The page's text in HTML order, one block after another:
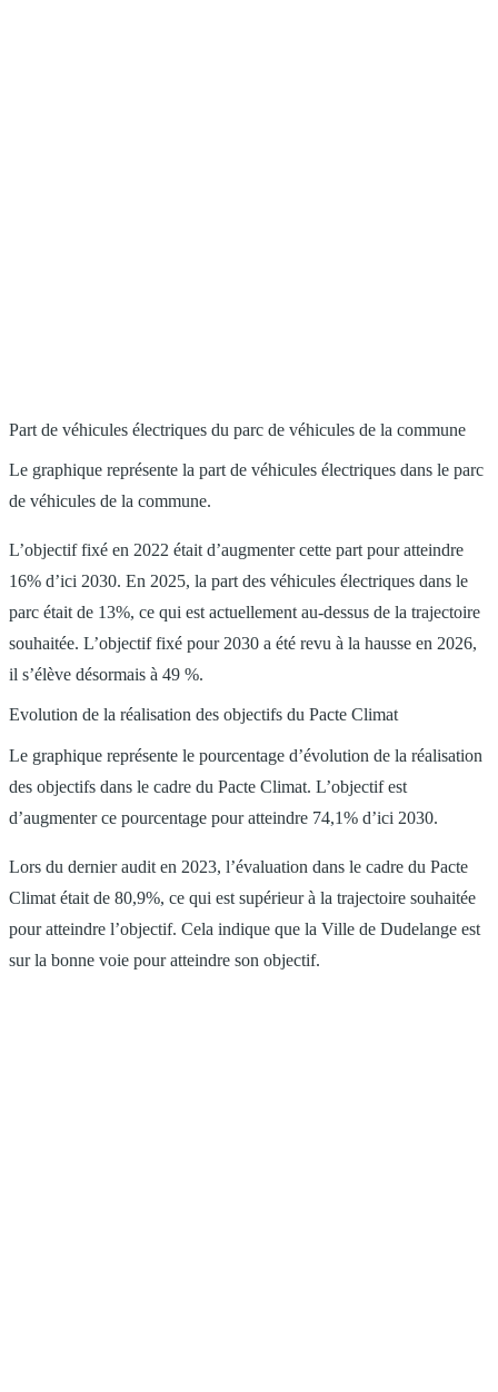
Part de véhicules électriques du parc de véhicules de la commune
Le graphique représente la part de véhicules électriques dans le parc
de véhicules de la commune.
L’objectif fixé en 2022 était d’augmenter cette part pour atteindre
16% d’ici 2030. En 2025, la part des véhicules électriques dans le
parc était de 13%, ce qui est actuellement au-dessus de la trajectoire
souhaitée. L’objectif fixé pour 2030 a été revu à la hausse en 2026,
il s’élève désormais à 49 %.
Evolution de la réalisation des objectifs du Pacte Climat
Le graphique représente le pourcentage d’évolution de la réalisation
des objectifs dans le cadre du Pacte Climat. L’objectif est
d’augmenter ce pourcentage pour atteindre 74,1% d’ici 2030.
Lors du dernier audit en 2023, l’évaluation dans le cadre du Pacte
Climat était de 80,9%, ce qui est supérieur à la trajectoire souhaitée
pour atteindre l’objectif. Cela indique que la Ville de Dudelange est
sur la bonne voie pour atteindre son objectif.